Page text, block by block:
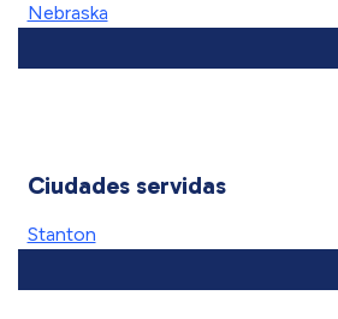
Nebraska
Ciudades servidas
Stanton